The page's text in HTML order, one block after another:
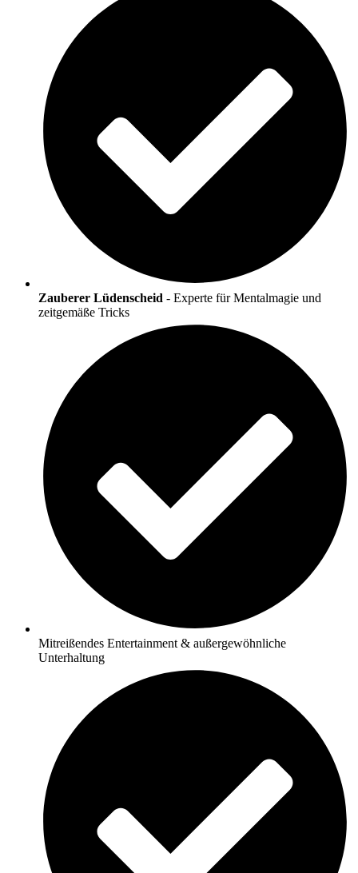
Zauberer Lüdenscheid - Experte für Mentalmagie und
zeitgemäße Tricks
Mitreißendes Entertainment & außergewöhnliche
Unterhaltung